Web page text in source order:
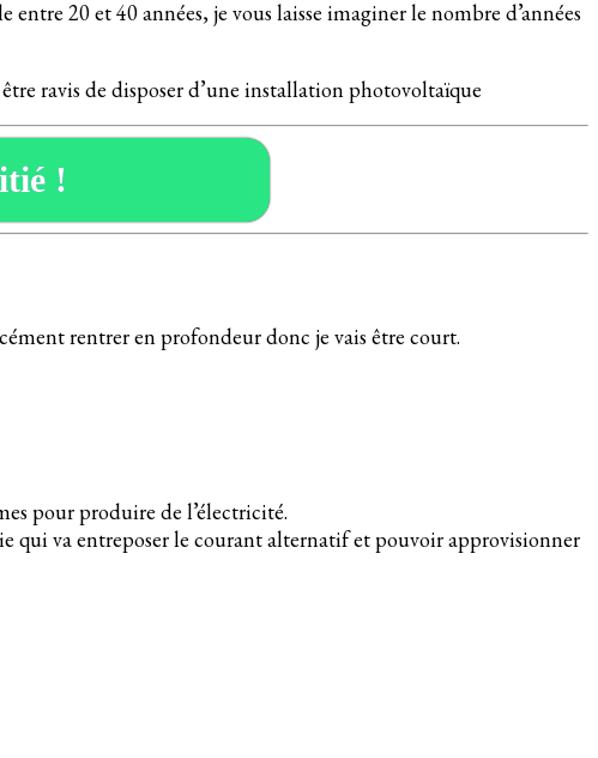
20 et 40 années, je vous laisse imaginer le nombre d’années
ravis de disposer d’une installation photovoltaïque
!
rentrer en profondeur donc je vais être court.
pour produire de l’électricité.
qui va entreposer le courant alternatif et pouvoir approvisionner